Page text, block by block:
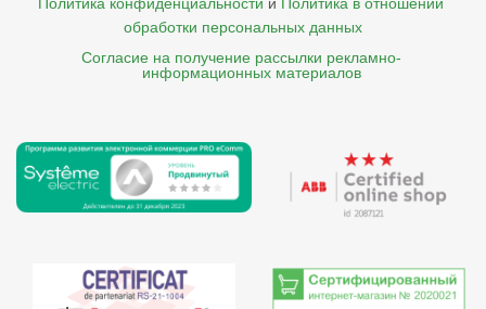
Политика конфиденциальности и Политика в отношении
обработки персональных данных
Согласие на получение рассылки рекламно-
    информационных материалов